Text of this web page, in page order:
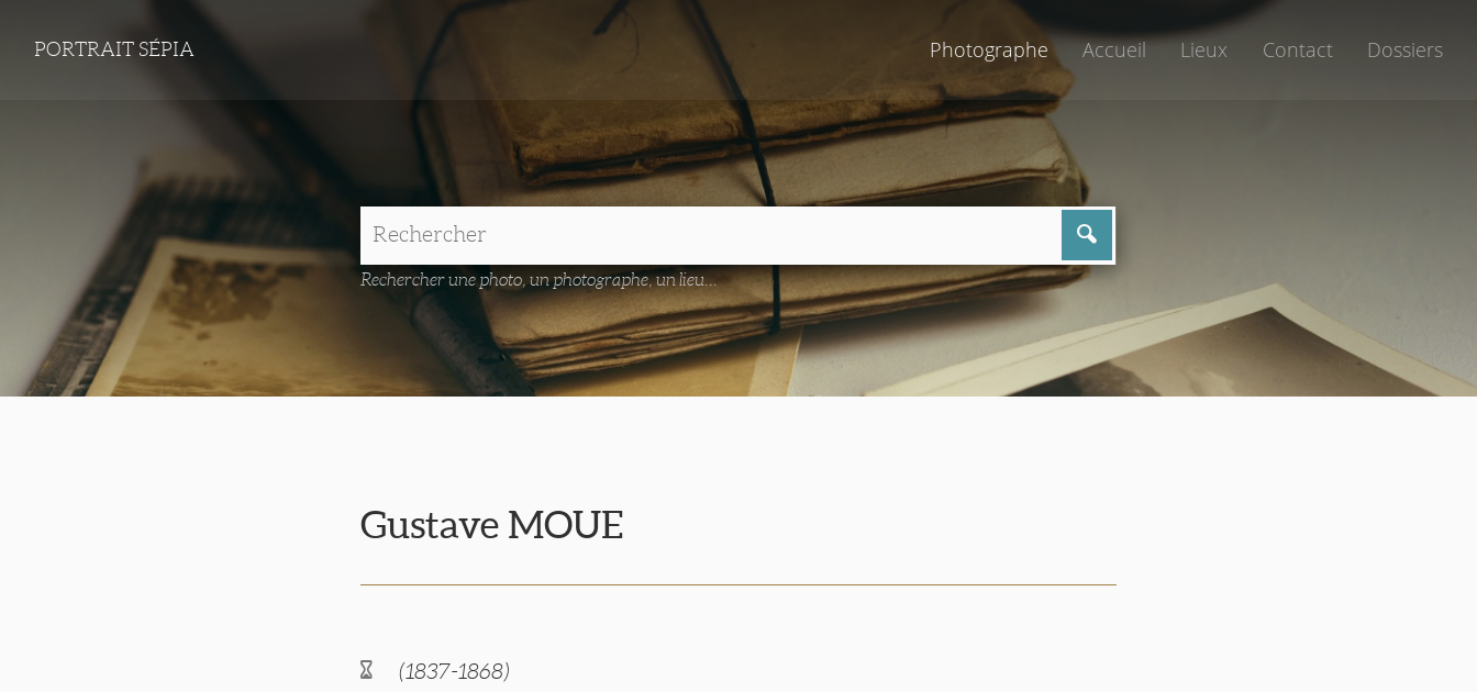
PORTRAIT SÉPIA Photographe Accueil Lieux Contact Dossiers
Rechercher une photo, un photographe, un lieu...
Gustave MOUE
(1837-1868)